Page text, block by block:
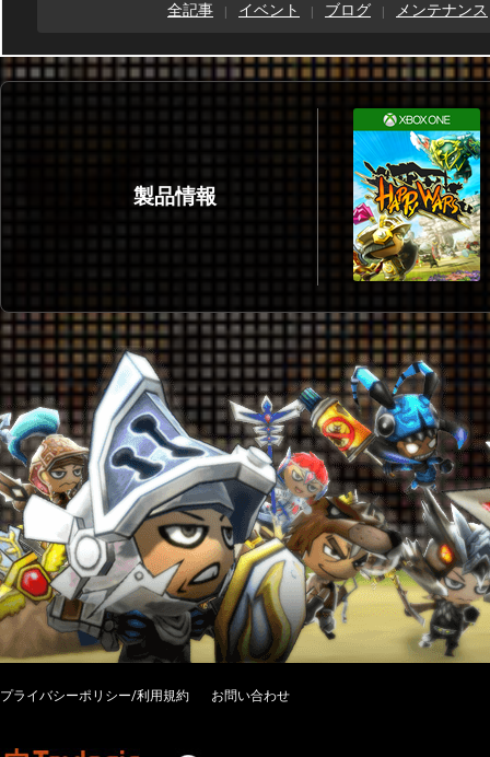
全記事 イベント ブログ メンテナンス
製品情報
プライバシーポリシー/利用規約 お問い合わせ